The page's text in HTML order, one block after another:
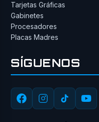
Tarjetas Gráficas
Gabinetes
Procesadores
Placas Madres
SÍGUENOS